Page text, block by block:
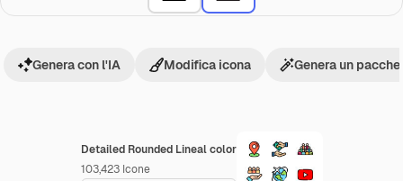
Detailed Rounded Lineal color
103,423 Icone
Genera con l'IA Modifica icona Genera un